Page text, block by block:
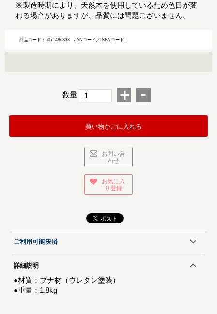
※製造時期により、天然木を使用しているため色目が変
わる場合がありますが、品質には問題ございません。
商品コード：6071486333JANコード／ISBNコード：
数量 + -
買い物かごに入れる
お問い合
わせ
お気に入
り登録
ご利用可能決済
詳細説明
●材質：ブナ材（ウレタン塗装）
●重量：1.8kg